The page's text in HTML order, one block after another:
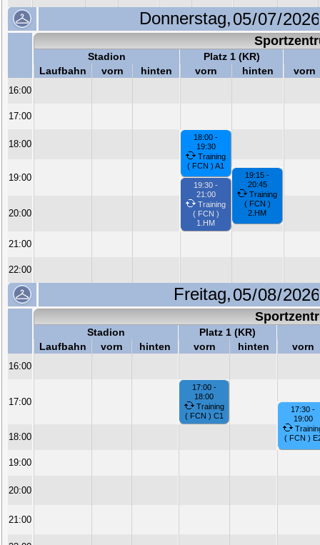
Donnerstag,
Stadion
Platz 1 (KR)
Laufbahn
vorn hinten vorn hinten vorn
16:00
17:00
18:00
18:00 -
19:30
Training
( FCN ) A1
19:00
19:15 -
20:45
Training
( FCN )
2.HM
19:30 -
21:00
Training
( FCN )
1.HM
20:00
21:00
22:00
Freitag,
Stadion
Platz 1 (KR)
Laufbahn
vorn hinten vorn hinten vorn
16:00
17:00
17:00 -
18:00
Training
( FCN ) C1
17:30 -
19:00
( FCN )
18:00
19:00
20:00
21:00